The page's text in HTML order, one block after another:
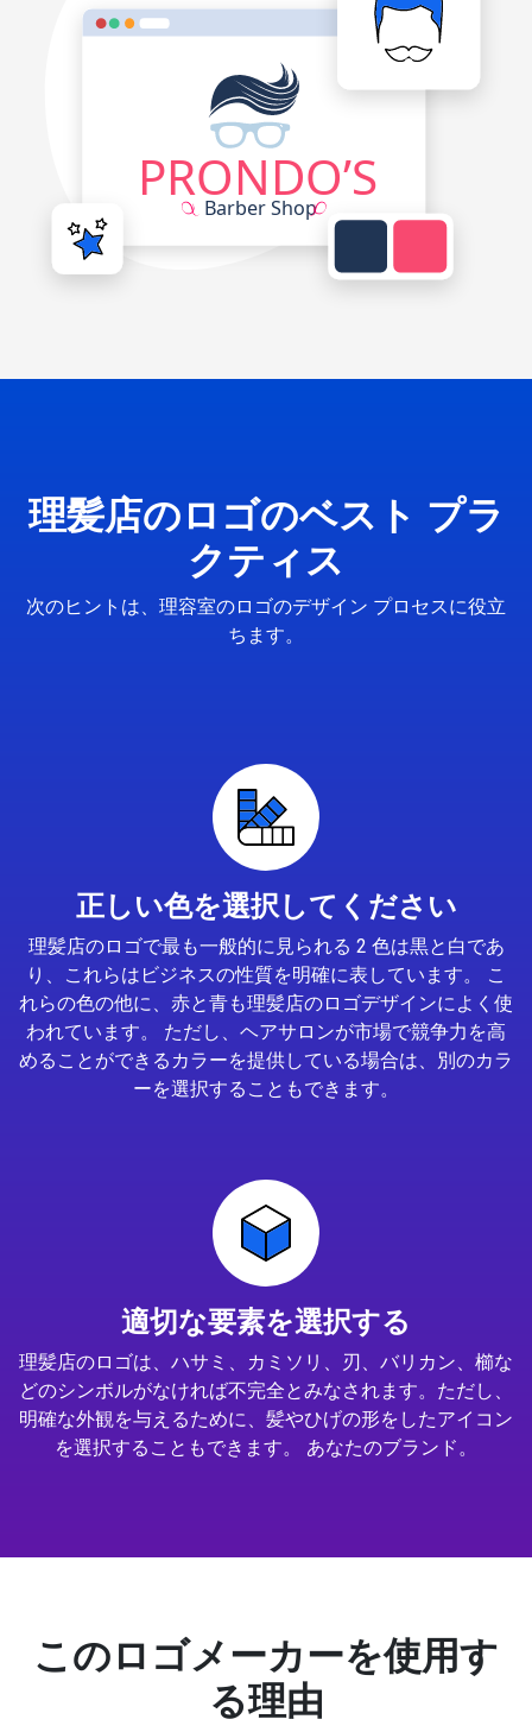
理髪店のロゴのベスト プラ
クティス
次のヒントは、理容室のロゴのデザイン プロセスに役立
ちます。
正しい色を選択してください
理髪店のロゴで最も一般的に見られる 2 色は黒と白であ
り、これらはビジネスの性質を明確に表しています。 こ
れらの色の他に、赤と青も理髪店のロゴデザインによく使
われています。 ただし、ヘアサロンが市場で競争力を高
めることができるカラーを提供している場合は、別のカラ
ーを選択することもできます。
適切な要素を選択する
理髪店のロゴは、ハサミ、カミソリ、刃、バリカン、櫛な
どのシンボルがなければ不完全とみなされます。ただし、
明確な外観を与えるために、髪やひげの形をしたアイコン
を選択することもできます。 あなたのブランド。
このロゴメーカーを使用す
る理由